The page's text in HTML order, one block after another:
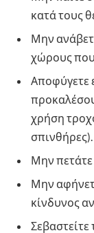
κατά τους
Μην
χώρους που
Αποφύγετε
χρήση
σπινθήρες).
Μην πετάτε
Μην
κίνδυνος